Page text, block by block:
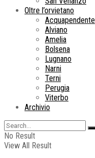
Oltre l’orvietano
Acquapendente
Alviano
Amelia
Bolsena
Lugnano
Narni
Terni
Perugia
Viterbo
Archivio
No Result
View All Result